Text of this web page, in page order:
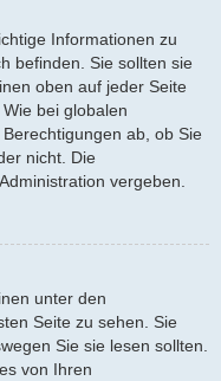
Informationen zu
befinden. Sie sollten sie
oben auf jeder Seite
bei globalen
ab, ob Sie
nicht. Die
vergeben.
unter den
Seite zu sehen. Sie
Sie sie lesen sollten.
von Ihren